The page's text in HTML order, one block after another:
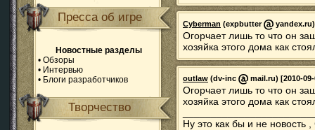
Пресса об игре
Новостные разделы
• Обзоры
• Интервью
• Блоги разработчиков
Творчество
Cyberman (expbutter
Огорчает лишь то что он
хозяйка этого дома как
outlaw (dv-inc mail.ru) [2010-
Огорчает лишь то что он
хозяйка этого дома как
Ну это как бы и не новость